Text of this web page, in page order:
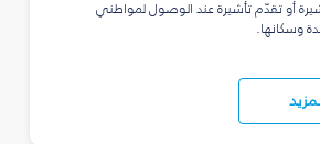
أو تقدّم تأشيرة عند الوصول لمواطني
وسكانها.